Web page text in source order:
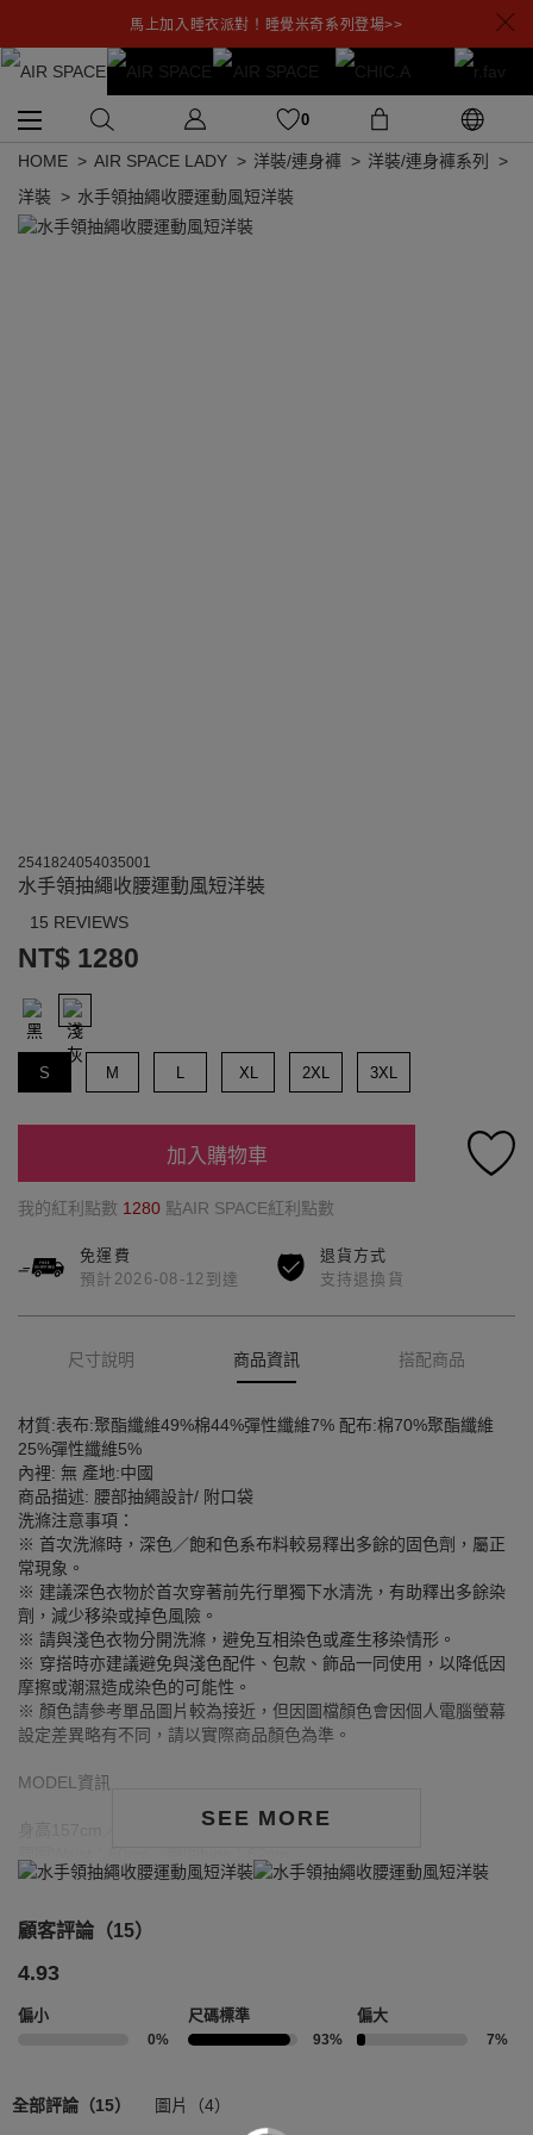
馬上加入睡衣派對！睡覺米奇系列登場>>
0
HOME AIR SPACE LADY 洋裝/連身褲
洋裝/連身褲系列
洋裝
水手領抽繩收腰運動風短洋裝
2541824054035001
水手領抽繩收腰運動風短洋裝
15 REVIEWS
NT$ 1280
S M XL 2XL 3XL
加入購物車
我的紅利點數 1280 點AIR SPACE紅利點數
免運費
預計2026-08-12到達
退貨方式
支持退換貨
尺寸說明 商品資訊 搭配商品
SEE MORE
材質:表布:聚酯纖維49%棉44%彈性纖維7% 配布:棉70%聚酯纖維
25%彈性纖維5%
內裡: 無 產地:中國
商品描述: 腰部抽繩設計/ 附口袋
洗滌注意事項：
※ 首次洗滌時，深色／飽和色系布料較易釋出多餘的固色劑，屬正
常現象。
※ 建議深色衣物於首次穿著前先行單獨下水清洗，有助釋出多餘染
劑，減少移染或掉色風險。
※ 請與淺色衣物分開洗滌，避免互相染色或產生移染情形。
※ 穿搭時亦建議避免與淺色配件、包款、飾品一同使用，以降低因
摩擦或潮濕造成染色的可能性。
※ 顏色請參考單品圖片較為接近，但因圖檔顏色會因個人電腦螢幕
設定差異略有不同，請以實際商品顏色為準。
MODEL資訊
身高157cm／胸圍Bust：82cm
試穿報告：模特兒穿著S號
身高165cm／ 胸圍Bust：81cm
試穿報告：模特兒穿著S號
顧客評論（15）
4.93
偏小
0%
尺碼標準
93%
偏大
7%
全部評論（15） 圖片（4）